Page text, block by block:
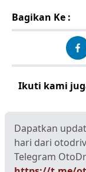
Bagikan Ke :
Ikuti kami
Dapatkan
hari dari
Telegram